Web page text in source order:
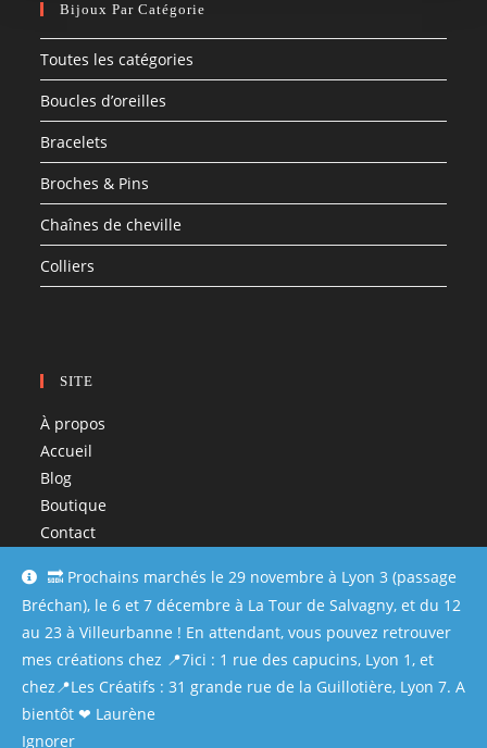
🔜 Prochains marchés le 29 novembre à Lyon 3 (passage
Bréchan), le 6 et 7 décembre à La Tour de Salvagny, et du 12
au 23 à Villeurbanne ! En attendant, vous pouvez retrouver
mes créations chez 📍7ici : 1 rue des capucins, Lyon 1, et
chez📍Les Créatifs : 31 grande rue de la Guillotière, Lyon 7. A
bientôt ❤ Laurène
Ignorer
sur
du
Bijoux Par Catégorie
Toutes les catégories
Boucles d’oreilles
Bracelets
Broches & Pins
Chaînes de cheville
Colliers
SITE
À propos
Accueil
Blog
Boutique
Contact
Mentions légales et CGV
Mon compte
Paiement
Panier